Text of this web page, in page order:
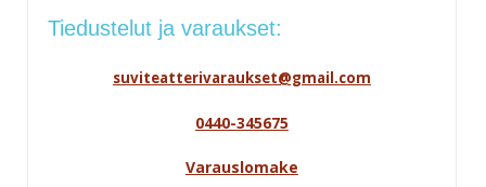
Tiedustelut ja varaukset:
suviteatterivaraukset@gmail.com
0440-345675
Varauslomake